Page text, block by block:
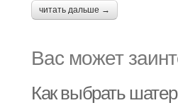
читать дальше →
Вас может
Как выбрать